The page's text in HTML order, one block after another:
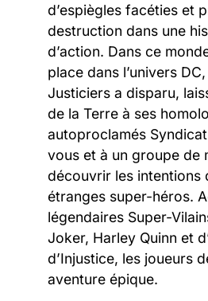
d’espiègles facéties et
destruction dans une
d’action. Dans ce
place dans l’univers
Justiciers a disparu,
de la Terre à ses
autoproclamés Syndicat
vous et à un groupe de
découvrir les intentions
étranges super-héros.
légendaires Super-
Joker, Harley Quinn et
d’Injustice, les joueurs
aventure épique.